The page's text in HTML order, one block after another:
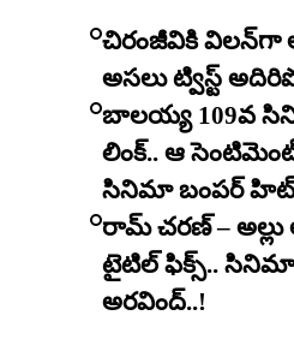
చిరంజీవికి విలన్‌గా
అసలు ట్విస్ట్
బాలయ్య 109వ
లింక్.. ఆ
సినిమా బంపర్
రామ్ చరణ్ – అల్లు
టైటిల్ ఫిక్స్..
అరవింద్..!